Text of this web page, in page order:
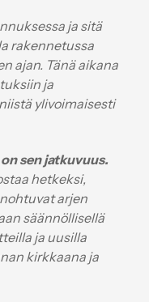
ja sitä
rakennetussa
ajan. Tänä aikana
ja
ylivoimaisesti
sen jatkuvuus.
hetkeksi,
arjen
säännöllisellä
ja uusilla
kirkkaana ja